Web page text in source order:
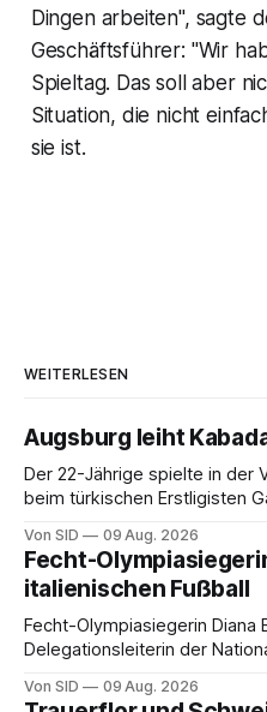
Dingen arbeiten", sagte
Geschäftsführer: "Wir
Spieltag. Das soll aber
Situation, die nicht
sie ist.
WEITERLESEN
Augsburg leiht
Der 22-Jährige spielte in der
beim türkischen Erstligisten
Von SID 09 Aug. 2026
Fecht-
italienischen Fußball
Fecht-Olympiasiegerin Diana
Delegationsleiterin der
Von SID 09 Aug. 2026